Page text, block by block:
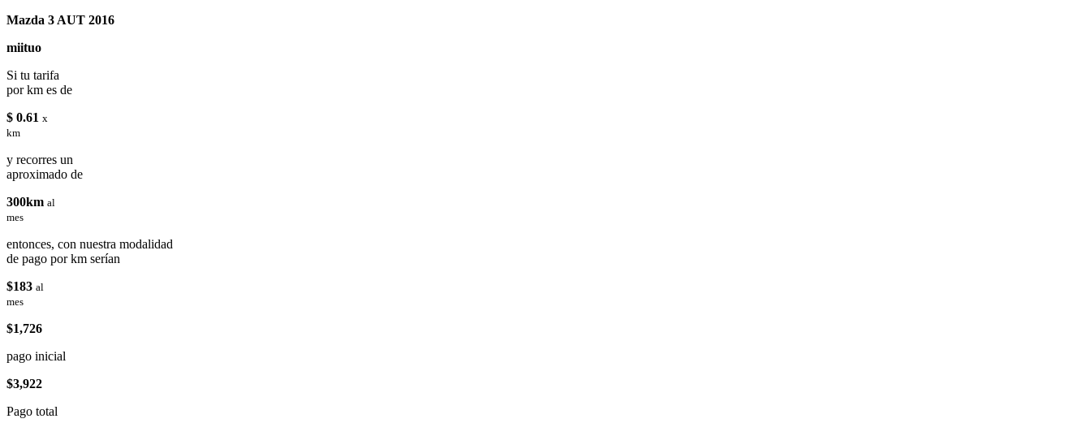
Mazda 3 AUT 2016
miituo
Si tu tarifa
por km es de
$ 0.61 x
km
y recorres un
aproximado de
300km al
mes
entonces, con nuestra modalidad
de pago por km serían
$183 al
mes
$1,726
pago inicial
$3,922
Pago total